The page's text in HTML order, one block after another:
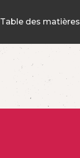
Table des matières